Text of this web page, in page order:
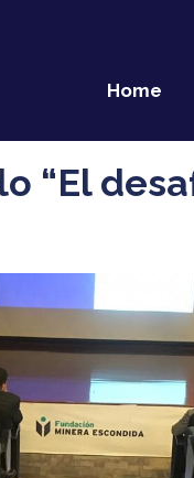
Home
“El